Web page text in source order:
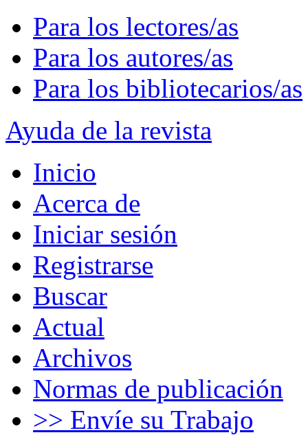
Para los lectores/as
Para los autores/as
Para los bibliotecarios/as
Ayuda de la revista
Inicio
Acerca de
Iniciar sesión
Registrarse
Buscar
Actual
Archivos
Normas de publicación
>> Envíe su Trabajo